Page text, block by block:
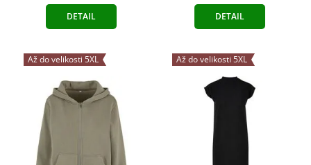
DETAIL DETAIL
Až do velikosti 5XL Až do velikosti 5XL